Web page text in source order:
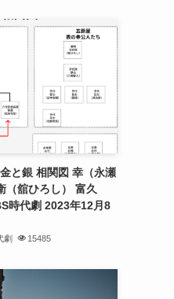
と銀 相関図 幸（永瀬
（舘ひろし） 富久
時代劇 2023年12月8
劇 15485